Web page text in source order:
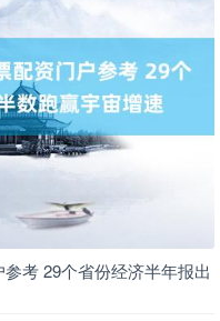
-19.58
考 29个省份经济半年报出